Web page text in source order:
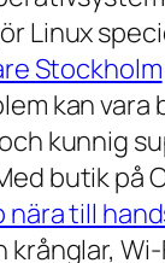
Linux
Stockholm
kan vara
kunnig
butik på
nära till
krånglar,